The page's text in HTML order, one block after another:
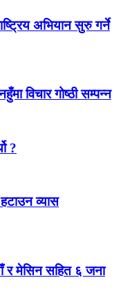
अभियान सुरु गर्ने
विचार गोष्ठी सम्पन्न
?
व्यास
र मेसिन सहित ६ जना